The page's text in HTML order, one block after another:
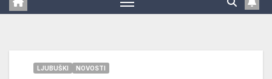
LJUBUŠKI NOVOSTI